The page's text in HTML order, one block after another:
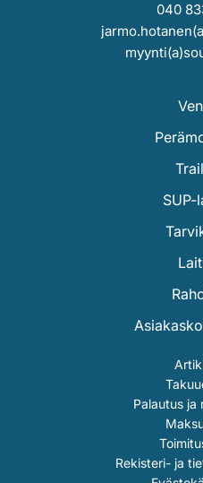
040
SUP-
Palautus ja
Rekisteri- ja